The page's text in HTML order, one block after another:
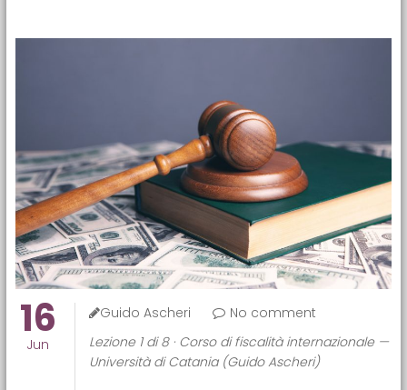
16
Jun
Guido Ascheri
No comment
Lezione 1 di 8 · Corso di fiscalità internazionale —
Università di Catania (Guido Ascheri)